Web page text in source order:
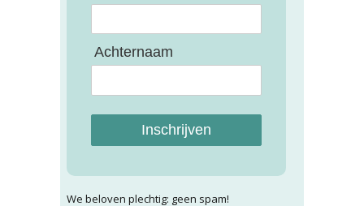
Achternaam
Inschrijven
We beloven plechtig: geen spam!